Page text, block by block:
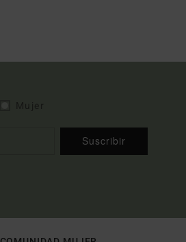
Suscribir